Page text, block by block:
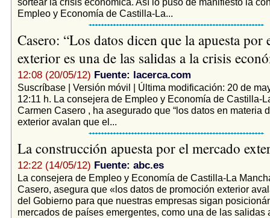
Empleo y Economía de Castilla-La...
Casero: “Los datos dicen que la apuesta por
exterior es una de las salidas a la crisis
12:08 (20/05/12) Fuente: lacerca.com
Suscríbase | Versión móvil | Última modificación: 20 de
12:11 h. La consejera de Empleo y Economía de Castilla-
Carmen Casero , ha asegurado que “los datos en materia
exterior avalan que el...
La construcción apuesta por el mercado
12:22 (14/05/12) Fuente: abc.es
La consejera de Empleo y Economía de Castilla-La
Casero, asegura que «los datos de promoción exterior
del Gobierno para que nuestras empresas sigan
mercados de países emergentes, como una de las salidas